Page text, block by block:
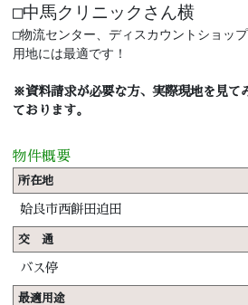
□中馬クリニックさん横
□物流センター、ディスカウントショッ
用地には最適です！
※資料請求が必要な方、実際現地を見て
ております。
物件概要
所在地
姶良市西餅田迫田
交 通
バス停
最適用途